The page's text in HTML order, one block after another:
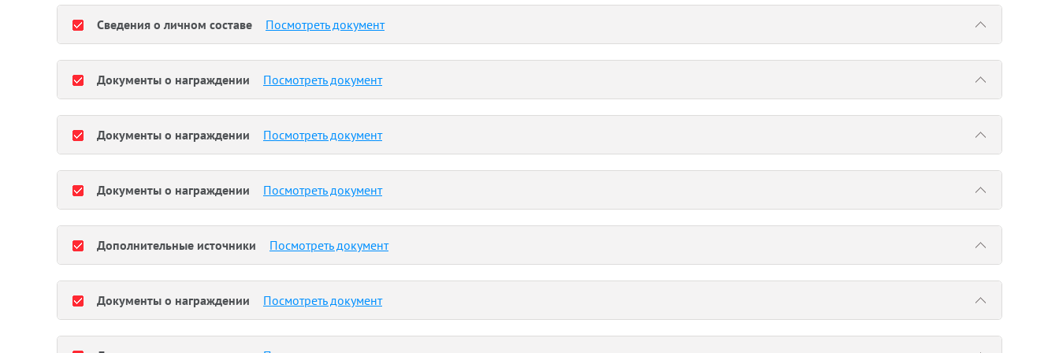
Сведения о личном составе Посмотреть документ
Документы о награждении Посмотреть документ
Документы о награждении Посмотреть документ
Документы о награждении Посмотреть документ
Дополнительные источники Посмотреть документ
Документы о награждении Посмотреть документ